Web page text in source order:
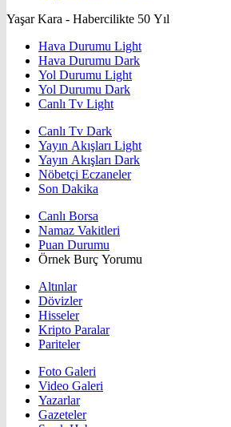
Yaşar Kara - Habercilikte 50 Yıl
Hava Durumu Light
Hava Durumu Dark
Yol Durumu Light
Yol Durumu Dark
Canlı Tv Light
Canlı Tv Dark
Yayın Akışları Light
Yayın Akışları Dark
Nöbetçi Eczaneler
Son Dakika
Canlı Borsa
Namaz Vakitleri
Puan Durumu
Örnek Burç Yorumu
Altınlar
Dövizler
Hisseler
Kripto Paralar
Pariteler
Foto Galeri
Video Galeri
Yazarlar
Gazeteler